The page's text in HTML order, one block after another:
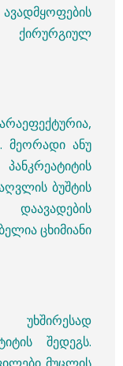
ქირურგიულ
მეორადი ანუ
ბუშტის
დაავადების
ცხიმიანი
შედეგს.